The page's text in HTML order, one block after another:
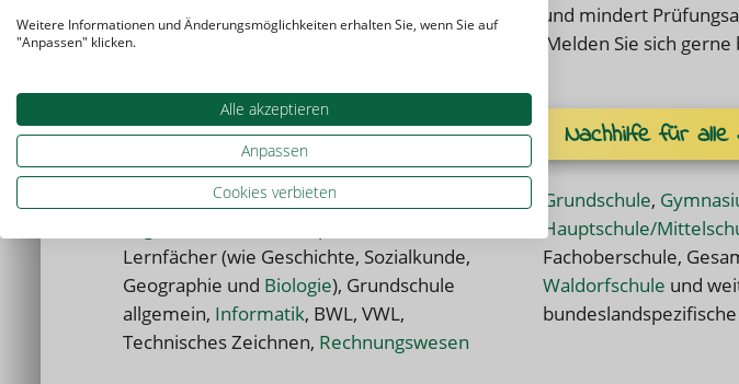
Ihrem Kind mehr Sicherheit und Selbstvertrauen und mindert
Legasthenie helfen wir selbstverständlich weiter. Melden Sie sich
Nachhilfe für alle Fächer
Mathematik,Physik,Chemie
Lernfächer (wie Geschichte, Sozialkunde,
Geographie und Biologie), Grundschule
allgemein, Informatik, BWL, VWL,
Technisches Zeichnen, Rechnungswesen
Nachhilfe für alle
Grundschule,
Hauptschule/
Fachoberschule,
Waldorfschule und
bundeslandspezifische
Weitere Informationen und Änderungsmöglichkeiten erhalten Sie, wenn Sie auf
"Anpassen" klicken.
Alle akzeptieren
Anpassen
Cookies verbieten